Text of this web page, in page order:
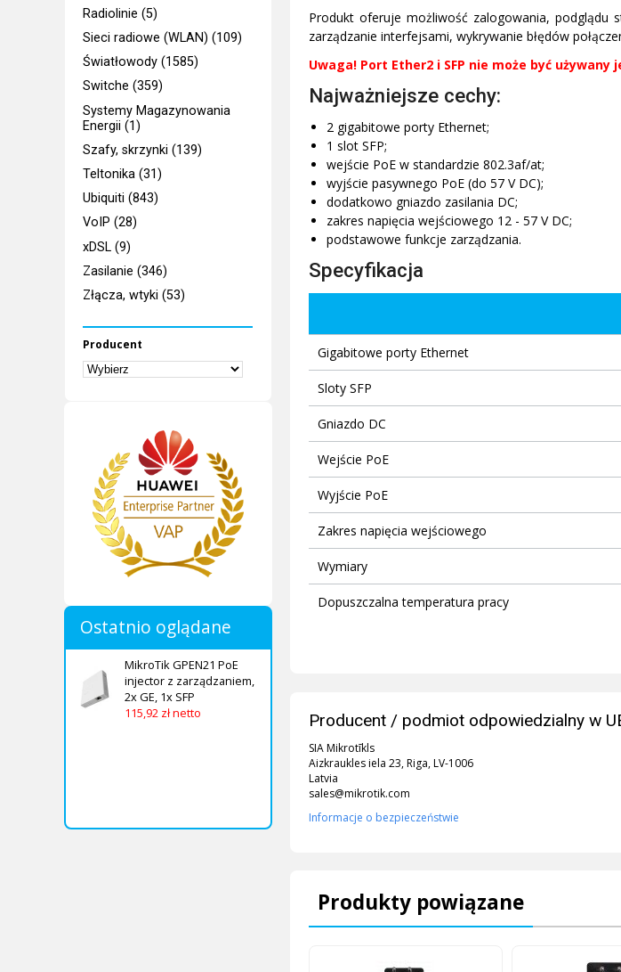
Radiolinie (5)
Sieci radiowe (WLAN) (109)
Światłowody (1585)
Switche (359)
Systemy Magazynowania
Energii (1)
Szafy, skrzynki (139)
Teltonika (31)
Ubiquiti (843)
VoIP (28)
xDSL (9)
Zasilanie (346)
Złącza, wtyki (53)
Producent
Ostatnio oglądane
MikroTik GPEN21 PoE
injector z zarządzaniem,
2x GE, 1x SFP
115,92 zł netto
Produkt oferuje możliwość zalogowania, podglądu
zarządzanie interfejsami, wykrywanie błędów
Uwaga! Port Ether2 i SFP nie może być używany
Najważniejsze cechy:
2 gigabitowe porty Ethernet;
1 slot SFP;
wejście PoE w standardzie 802.3af/at;
wyjście pasywnego PoE (do 57 V DC);
dodatkowo gniazdo zasilania DC;
zakres napięcia wejściowego 12 - 57 V DC;
podstawowe funkcje zarządzania.
Specyfikacja
Gigabitowe porty Ethernet
Sloty SFP
Gniazdo DC
Wejście PoE
Wyjście PoE
Zakres napięcia wejściowego
Wymiary
Dopuszczalna temperatura pracy
Producent / podmiot odpowiedzialny w
SIA Mikrotīkls
Aizkraukles iela 23, Riga, LV-1006
Latvia
sales@mikrotik.com
Informacje o bezpieczeństwie
Produkty powiązane